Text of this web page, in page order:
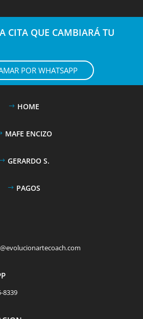
CITA QUE CAMBIARÁ TU
POR WHATSAPP
HOME
MAFE ENCIZO
GERARDO S.
PAGOS
8339